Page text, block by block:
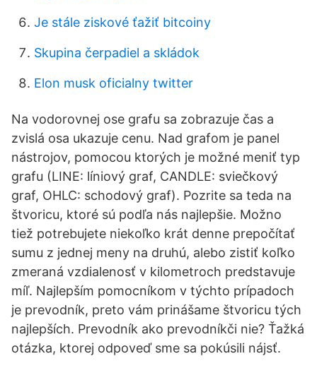
Je stále ziskové ťažiť bitcoiny
Skupina čerpadiel a skládok
Elon musk oficialny twitter
Na vodorovnej ose grafu sa zobrazuje čas a
zvislá osa ukazuje cenu. Nad grafom je panel
nástrojov, pomocou ktorých je možné meniť typ
grafu (LINE: líniový graf, CANDLE: sviečkový
graf, OHLC: schodový graf). Pozrite sa teda na
štvoricu, ktoré sú podľa nás najlepšie. Možno
tiež potrebujete niekoľko krát denne prepočítať
sumu z jednej meny na druhú, alebo zistiť koľko
zmeraná vzdialenosť v kilometroch predstavuje
míľ. Najlepším pomocníkom v týchto prípadoch
je prevodník, preto vám prinášame štvoricu tých
najlepších. Prevodník ako prevodníkči nie? Ťažká
otázka, ktorej odpoveď sme sa pokúsili nájsť.